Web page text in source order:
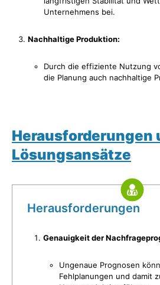
Unternehmens bei.
Nachhaltige Produktion:
Durch die effiziente Nutzung
die Planung auch nachhaltige
Herausforderungen
Lösungsansätze
Herausforderungen
Genauigkeit der
Ungenaue Prognosen
Fehlplanungen und damit